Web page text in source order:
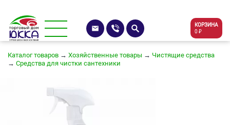
КОРЗИНА
0 ₽
Каталог товаров → Хозяйственные товары → Чистящие средства
→ Средства для чистки сантехники